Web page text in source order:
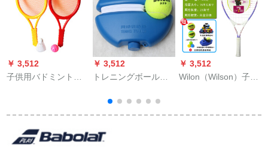
￥ 3,512
子供用バドミントン
量ダブルショット3-
12歳の子供の運動幼
稚園長36 cm：2つの
￥ 3,512
トレニングボールト
テニ台
￥ 3,512
Wilon（Wilson）子供
赤ちゃん初心者男性